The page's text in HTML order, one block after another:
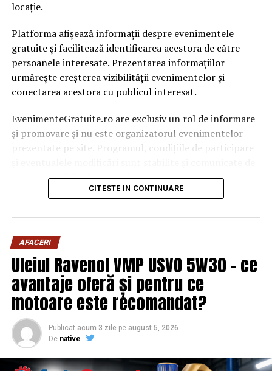
locație.
Platforma afișează informații despre evenimentele
gratuite și facilitează identificarea acestora de către
persoanele interesate. Prezentarea informațiilor
urmărește creșterea vizibilității evenimentelor și
conectarea acestora cu publicul interesat.
EvenimenteGratuite.ro are exclusiv un rol de informare
și promovare și nu este organizatorul evenimentelor
prezentate pe site. Programul, condițiile de participare
organizatorii fiecărui eveniment.
înainte de participare.
Organizatorii care doresc să crească vizibilitatea unui
eveniment cu acces gratuit pot solicita o ofertă de
promovare din partea echipei EvenimenteGratuite.ro.
Adresa de contact este salut@evenimentegratuite.ro
CITESTE IN CONTINUARE
AFACERI
Uleiul Ravenol VMP USVO 5W30 – ce
avantaje oferă și pentru ce
motoare este recomandat?
Publicat acum 3 zile pe august 5, 2026
De native